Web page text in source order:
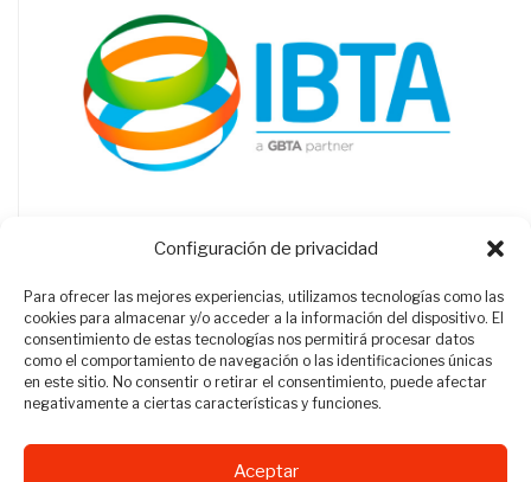
Configuración de privacidad
Para ofrecer las mejores experiencias, utilizamos tecnologías como las
cookies para almacenar y/o acceder a la información del dispositivo. El
consentimiento de estas tecnologías nos permitirá procesar datos
como el comportamiento de navegación o las identificaciones únicas
en este sitio. No consentir o retirar el consentimiento, puede afectar
negativamente a ciertas características y funciones.
Aceptar